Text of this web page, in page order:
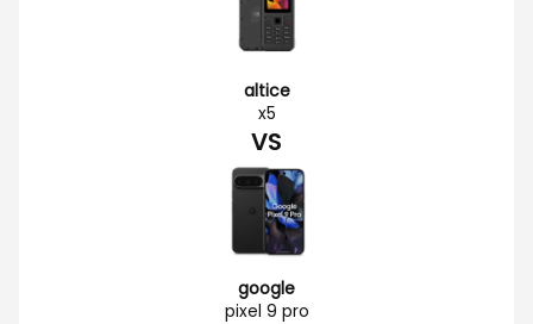
altice
x5
VS
google
pixel 9 pro